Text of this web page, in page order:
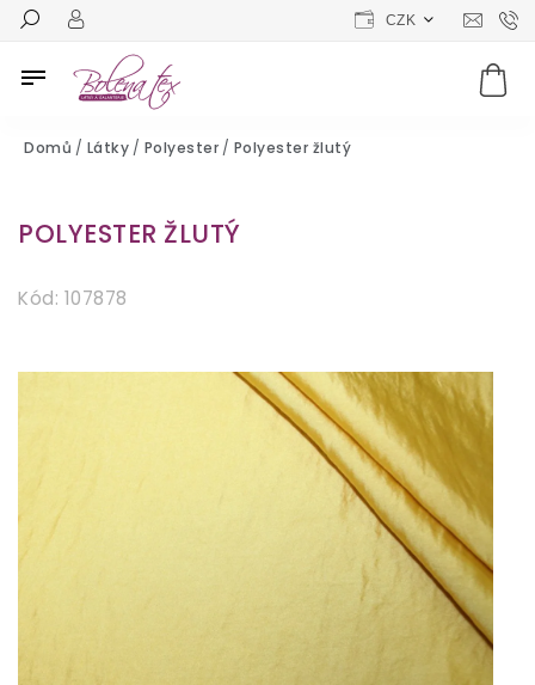
CZK
Domů / Látky / Polyester / Polyester žlutý
POLYESTER ŽLUTÝ
Kód: 107878